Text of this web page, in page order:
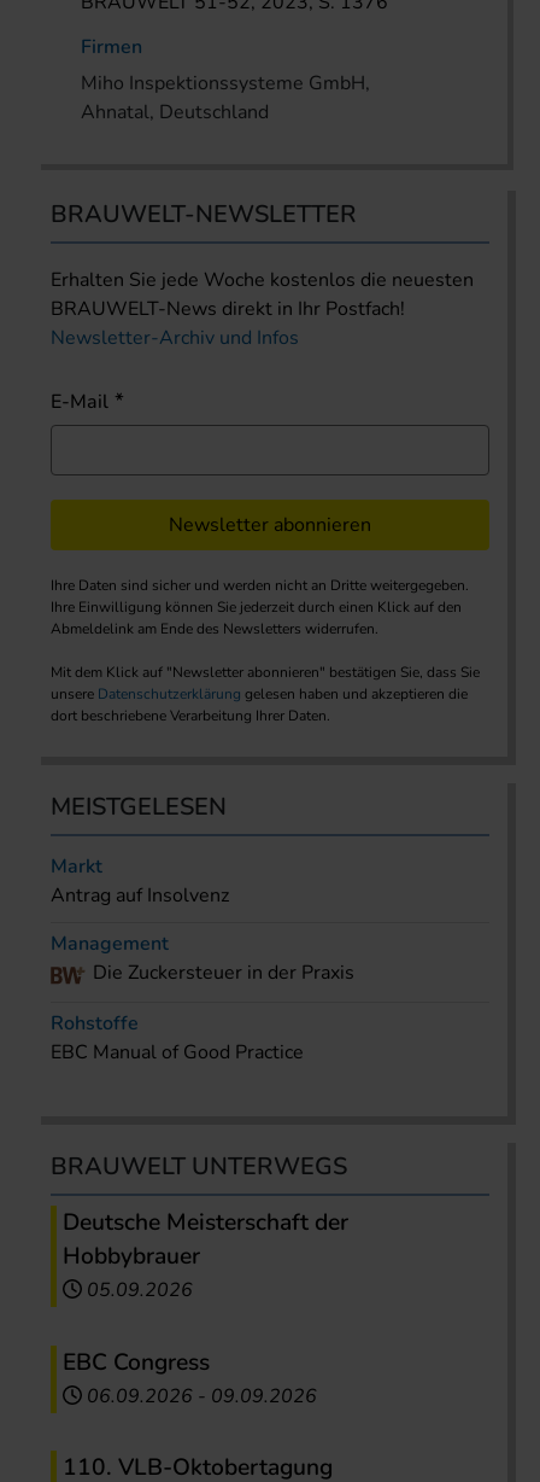
Firmen
Miho Inspektionssysteme GmbH,
Ahnatal, Deutschland
BRAUWELT-NEWSLETTER
Erhalten Sie jede Woche kostenlos die neuesten
BRAUWELT-News direkt in Ihr Postfach!
Newsletter-Archiv und Infos
E-Mail
Newsletter abonnieren
Ihre Daten sind sicher und werden nicht an Dritte weitergegeben.
Ihre Einwilligung können Sie jederzeit durch einen Klick auf den
Abmeldelink am Ende des Newsletters widerrufen.
Mit dem Klick auf "Newsletter abonnieren" bestätigen Sie, dass Sie
unsere Datenschutzerklärung gelesen haben und akzeptieren die
dort beschriebene Verarbeitung Ihrer Daten.
MEISTGELESEN
Markt
Antrag auf Insolvenz
Management
Die Zuckersteuer in der Praxis
Rohstoffe
EBC Manual of Good Practice
BRAUWELT UNTERWEGS
Deutsche Meisterschaft der
Hobbybrauer
05.09.2026
EBC Congress
06.09.2026 - 09.09.2026
110. VLB-Oktobertagung